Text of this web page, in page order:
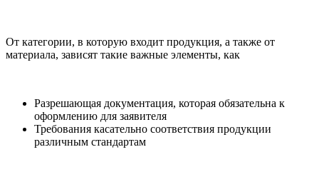
От категории, в которую входит продукция, а также от
материала, зависят такие важные элементы, как
Разрешающая документация, которая обязательна к
оформлению для заявителя
Требования касательно соответствия продукции
различным стандартам